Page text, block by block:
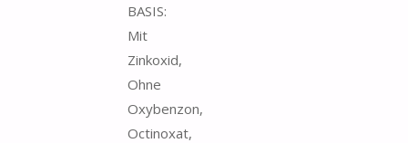
BASIS:
Mit
Zinkoxid,
Ohne
Oxybenzon,
Octinoxat,